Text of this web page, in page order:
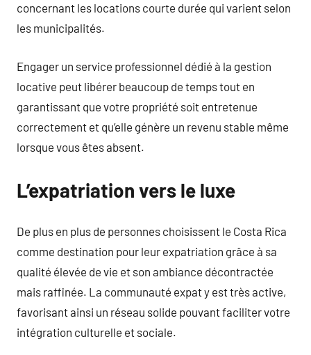
concernant les locations courte durée qui varient selon
les municipalités.
Engager un service professionnel dédié à la gestion
locative peut libérer beaucoup de temps tout en
garantissant que votre propriété soit entretenue
correctement et qu’elle génère un revenu stable même
lorsque vous êtes absent.
L’expatriation vers le luxe
De plus en plus de personnes choisissent le Costa Rica
comme destination pour leur expatriation grâce à sa
qualité élevée de vie et son ambiance décontractée
mais raffinée. La communauté expat y est très active,
favorisant ainsi un réseau solide pouvant faciliter votre
intégration culturelle et sociale.